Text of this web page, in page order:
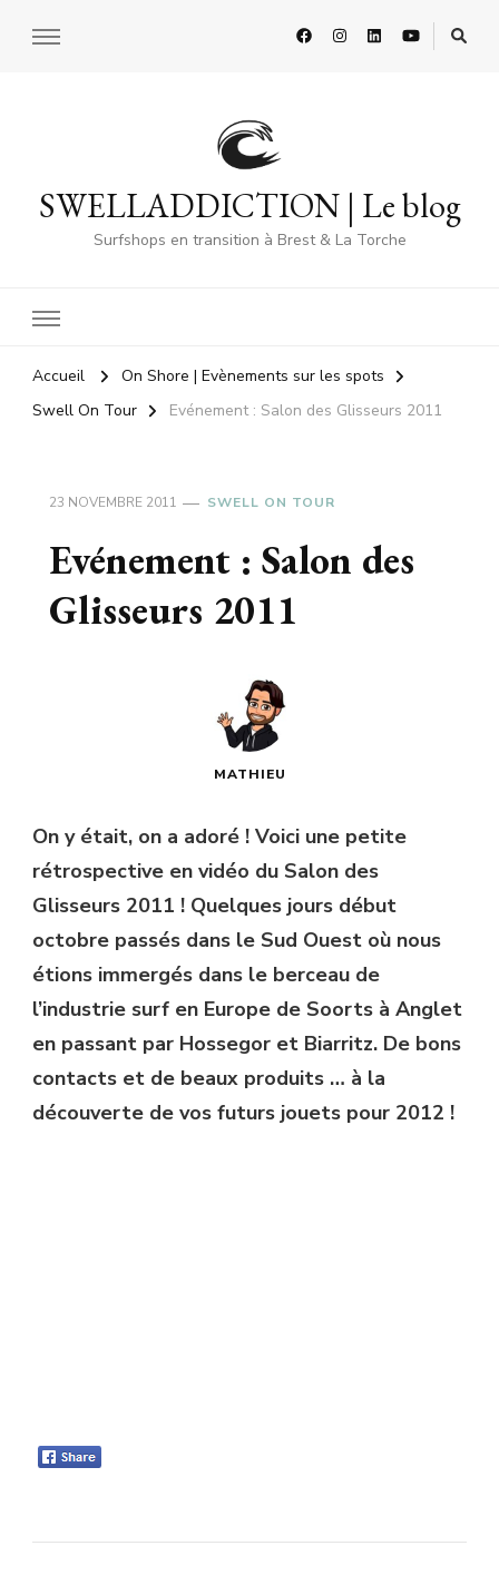
SWELLADDICTION | Le blog
Surfshops en transition à Brest & La Torche
Accueil
On Shore | Evènements sur les spots
Swell On Tour
Evénement : Salon des Glisseurs 2011
23 NOVEMBRE 2011 SWELL ON TOUR
Evénement : Salon des
Glisseurs 2011
MATHIEU
On y était, on a adoré ! Voici une petite
rétrospective en vidéo du Salon des
Glisseurs 2011 ! Quelques jours début
octobre passés dans le Sud Ouest où nous
étions immergés dans le berceau de
l’industrie surf en Europe de Soorts à Anglet
en passant par Hossegor et Biarritz. De bons
contacts et de beaux produits … à la
découverte de vos futurs jouets pour 2012 !